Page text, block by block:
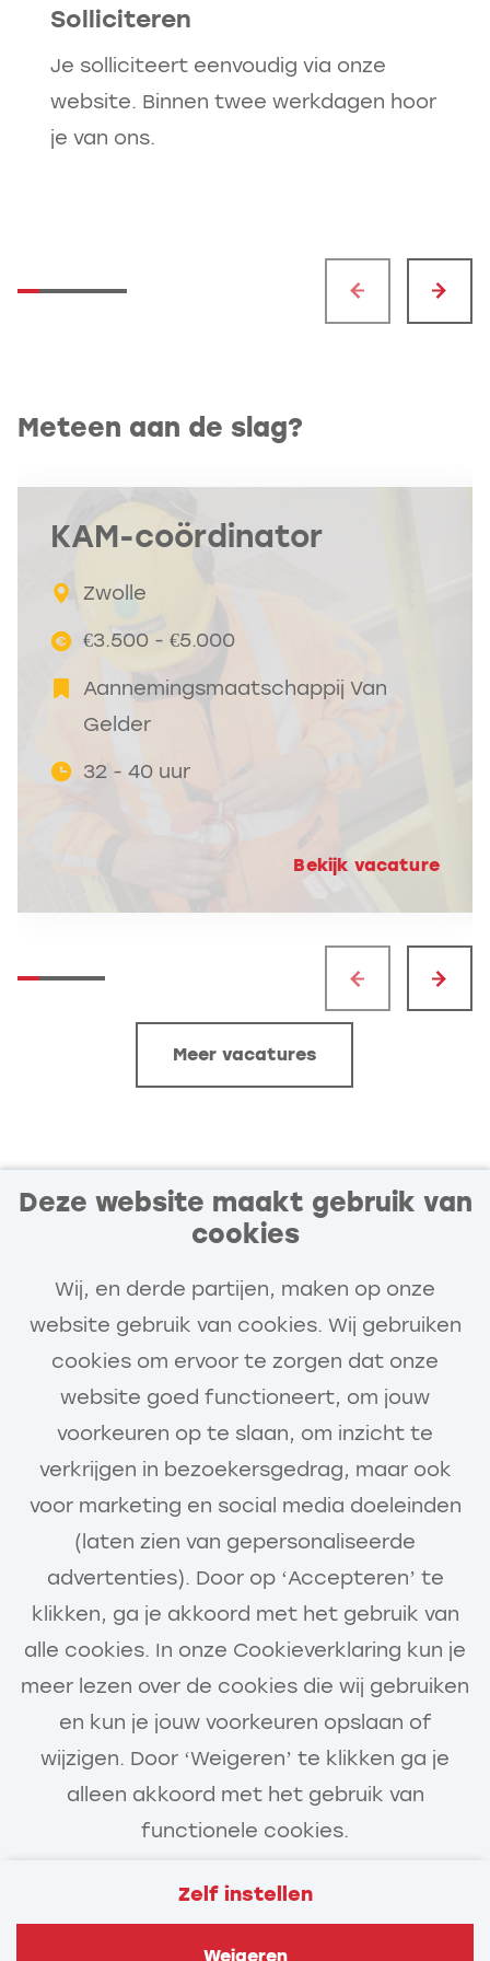
Deze website maakt gebruik van
cookies
Wij, en derde partijen, maken op onze
website gebruik van cookies. Wij gebruiken
cookies om ervoor te zorgen dat onze
website goed functioneert, om jouw
voorkeuren op te slaan, om inzicht te
verkrijgen in bezoekersgedrag, maar ook
voor marketing en social media doeleinden
(laten zien van gepersonaliseerde
advertenties). Door op ‘Accepteren’ te
klikken, ga je akkoord met het gebruik van
alle cookies. In onze Cookieverklaring kun je
meer lezen over de cookies die wij gebruiken
en kun je jouw voorkeuren opslaan of
wijzigen. Door ‘Weigeren’ te klikken ga je
alleen akkoord met het gebruik van
functionele cookies.
Zelf instellen
Weigeren
Achternaam
E-mailadres
Telefoonnummer
Upload cv of voorstelformulier
Upload motivatie (optioneel)
Upload motivatie (optioneel)
Solliciteren
Je solliciteert eenvoudig via onze
website. Binnen twee werkdagen hoor
je van ons.
Meteen aan de slag?
KAM-coördinator
Zwolle
€3.500 - €5.000
Aannemingsmaatschappij Van
Gelder
32 - 40 uur
Bekijk vacature
Meer vacatures
nieuwe en interessante
vacatures!
Stel een job alert in en wij houden je
automatisch op de hoogte van
nieuwe relevante vacatures.
Stel job alert in (1/2)
Veelgestelde vragen
Privacy